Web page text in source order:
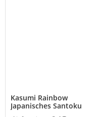
Kasumi Rainbow
Japanisches Santoku